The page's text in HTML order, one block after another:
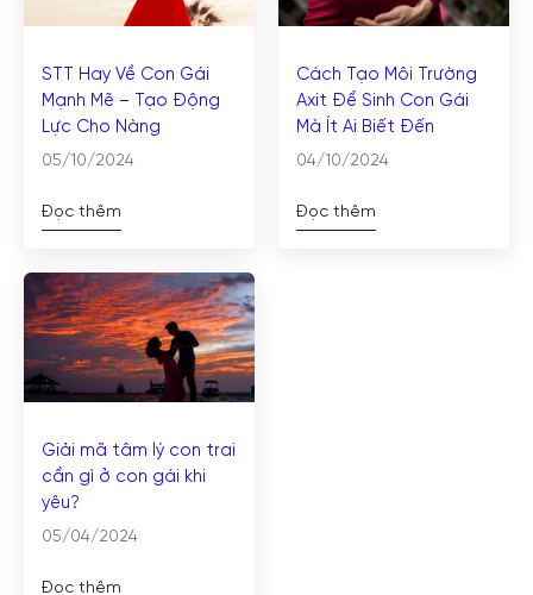
STT Hay Về Con Gái
Mạnh Mẽ – Tạo Động
Lực Cho Nàng
05/10/2024
Đọc thêm
Cách Tạo Môi Trường
Axit Để Sinh Con Gái
Mà Ít Ai Biết Đến
04/10/2024
Đọc thêm
Giải mã tâm lý con trai
cần gì ở con gái khi
yêu?
05/04/2024
Đọc thêm